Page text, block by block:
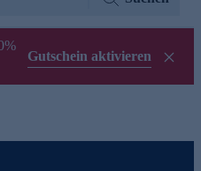
Gutschein aktivieren